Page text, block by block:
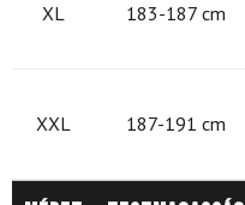
XL 183-187 cm
XXL 187-191 cm